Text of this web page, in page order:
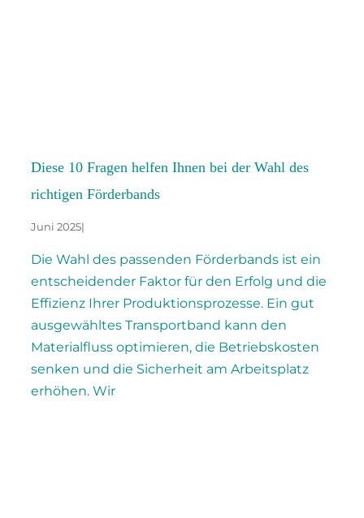
Diese 10 Fragen helfen Ihnen bei der Wahl des
richtigen Förderbands
Juni 2025|
Die Wahl des passenden Förderbands ist ein
entscheidender Faktor für den Erfolg und die
Effizienz Ihrer Produktionsprozesse. Ein gut
ausgewähltes Transportband kann den
Materialfluss optimieren, die Betriebskosten
senken und die Sicherheit am Arbeitsplatz
erhöhen. Wir